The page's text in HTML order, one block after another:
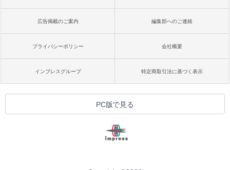
広告掲載のご案内 編集部へのご連絡
プライバシーポリシー 会社概要
インプレスグループ 特定商取引法に基づく表示
PC版で見る